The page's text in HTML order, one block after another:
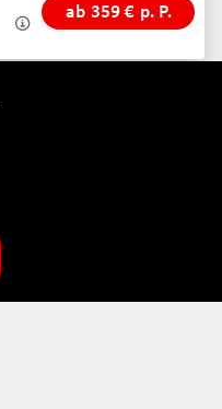
ab 359€ p. P.